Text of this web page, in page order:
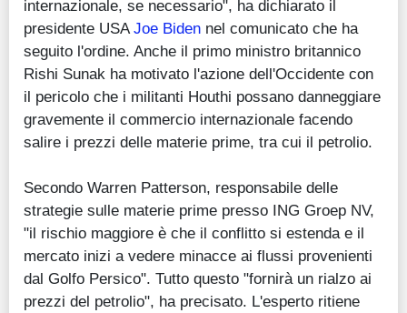
internazionale, se necessario", ha dichiarato il
presidente USAJoe Biden nel comunicato che ha
seguito l'ordine. Anche il primo ministro britannico
Rishi Sunak ha motivato l'azione dell'Occidente con
il pericolo che i militanti Houthi possano danneggiare
gravemente il commercio internazionale facendo
salire i prezzi delle materie prime, tra cui il petrolio.
Secondo Warren Patterson, responsabile delle
strategie sulle materie prime presso ING Groep NV,
"il rischio maggiore è che il conflitto si estenda e il
mercato inizi a vedere minacce ai flussi provenienti
dal Golfo Persico". Tutto questo "fornirà un rialzo ai
prezzi del petrolio", ha precisato. L'esperto ritiene